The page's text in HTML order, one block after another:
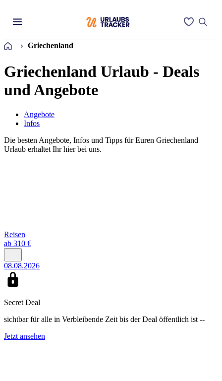
Startseite
Griechenland
Griechenland Urlaub - Deals
und Angebote
Angebote
Infos
Die besten Angebote, Infos und Tipps für Euren Griechenland
Urlaub erhaltet Ihr hier bei uns.
Reisen
ab 310 €
08.08.2026
Secret Deal
sichtbar für alle in Verbleibende Zeit bis der Deal öffentlich ist --
Jetzt ansehen